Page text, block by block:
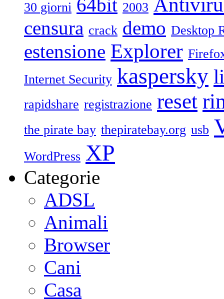
30 giorni 64bit 2003
censura crack demo Desktop
estensione Explorer
Internet Security kaspersky
rapidshare registrazione reset
the pirate bay thepiratebay.org usb
WordPress XP
Categorie
ADSL
Animali
Browser
Cani
Casa